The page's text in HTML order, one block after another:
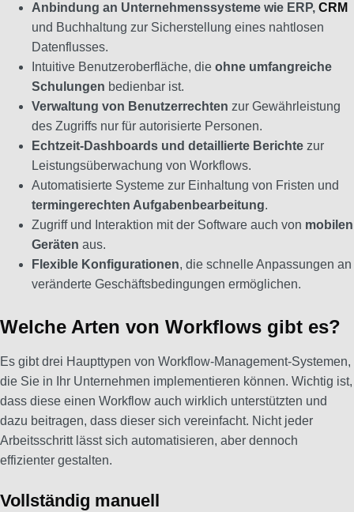
Anbindung an Unternehmenssysteme wie ERP, CRM
und Buchhaltung zur Sicherstellung eines nahtlosen
Datenflusses.
Intuitive Benutzeroberfläche, die ohne umfangreiche
Schulungen bedienbar ist.
Verwaltung von Benutzerrechten zur Gewährleistung
des Zugriffs nur für autorisierte Personen.
Echtzeit-Dashboards und detaillierte Berichte zur
Leistungsüberwachung von Workflows.
Automatisierte Systeme zur Einhaltung von Fristen und
termingerechten Aufgabenbearbeitung.
Zugriff und Interaktion mit der Software auch von mobilen
Geräten aus.
Flexible Konfigurationen, die schnelle Anpassungen an
veränderte Geschäftsbedingungen ermöglichen.
Welche Arten von Workflows gibt es?
Es gibt drei Haupttypen von Workflow-Management-Systemen,
die Sie in Ihr Unternehmen implementieren können. Wichtig ist,
dass diese einen Workflow auch wirklich unterstützten und
dazu beitragen, dass dieser sich vereinfacht. Nicht jeder
Arbeitsschritt lässt sich automatisieren, aber dennoch
effizienter gestalten.
Vollständig manuell